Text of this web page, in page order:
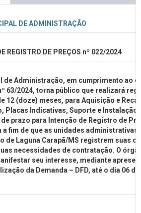
DE ADMINISTRAÇÃO
REGISTRO DE PREÇOS nº 022/2024
de Administração, em cumprimento ao
63/2024, torna público que realizará
12 (doze) meses, para Aquisição e
Placas Indicativas, Suporte e Instalação
prazo para Intenção de Registro de
fim de que as unidades administrativas
de Laguna Carapã/MS registrem suas
necessidades de contratação. O
seu interesse, mediante
da Demanda – DFD, até o dia 06